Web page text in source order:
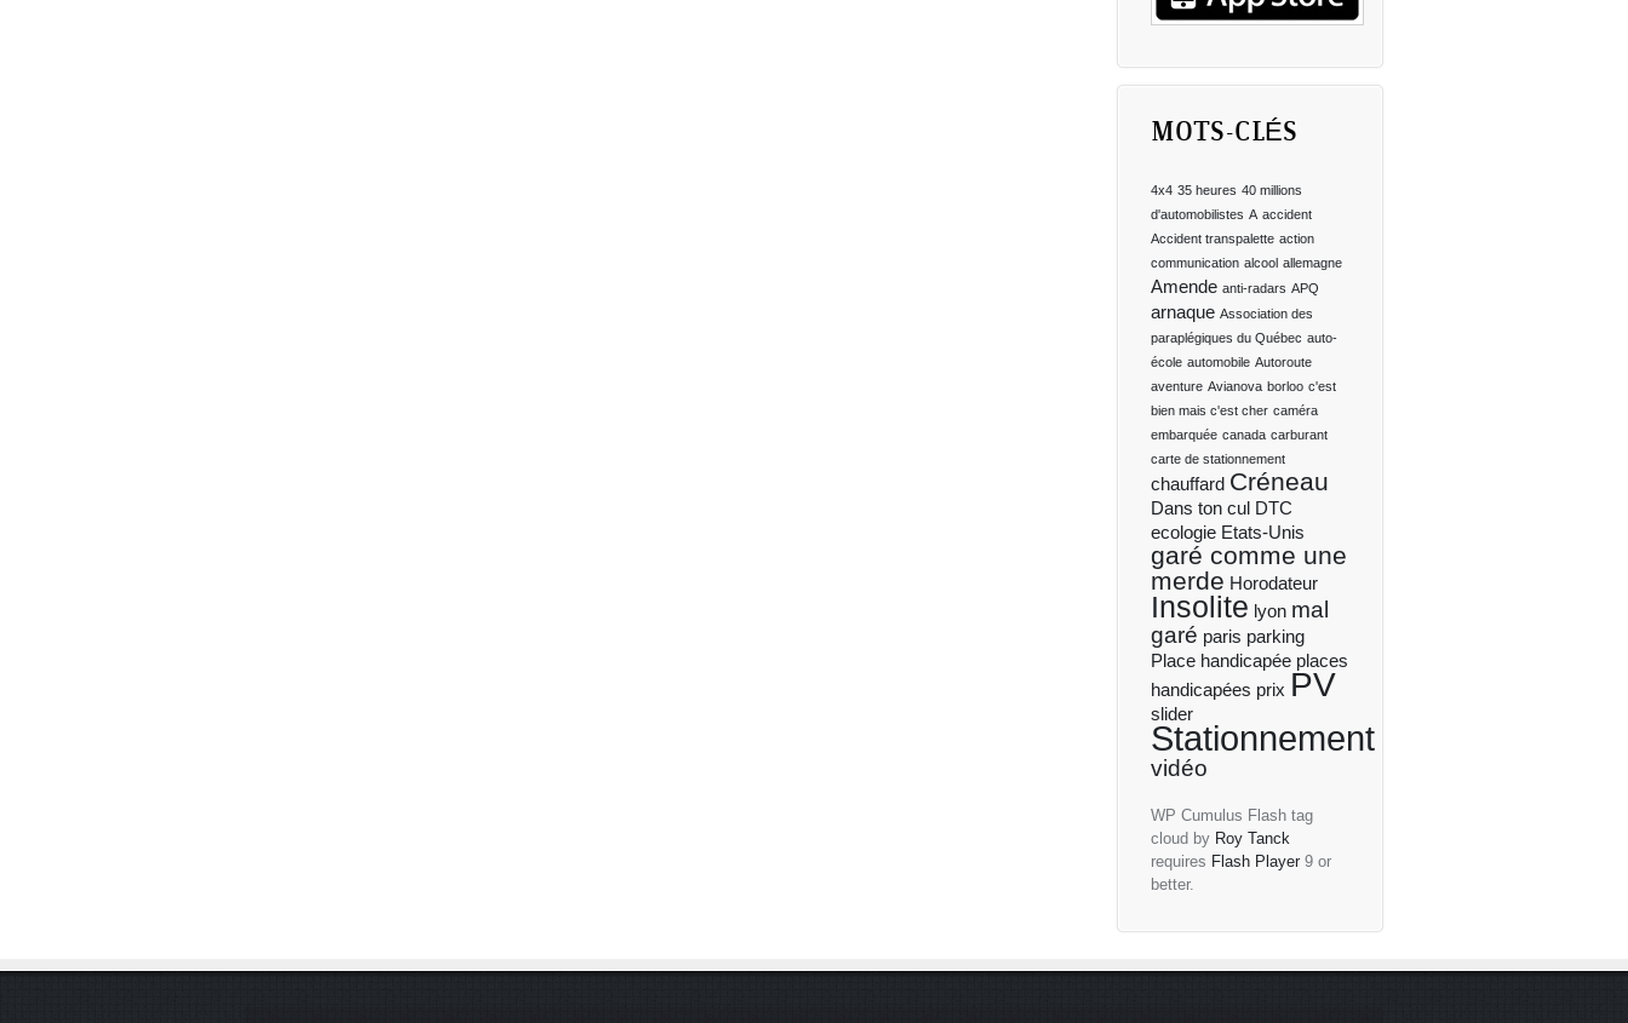
MOTS-CLÉS
4x4 35 heures 40 millions
d'automobilistes A accident
Accident transpalette action
communication alcool allemagne
Amende anti-radars APQ
arnaque Association des
paraplégiques du Québec auto-
école automobile Autoroute
aventure Avianova borloo c'est
bien mais c'est cher caméra
embarquée canada carburant
carte de stationnement
chauffard Créneau
Dans ton cul DTC
ecologie Etats-Unis
garé comme une
merde Horodateur
Insolite lyon mal
garé paris parking
Place handicapée places
handicapées prix PV
slider
Stationnement
vidéo
WP Cumulus Flash tag
cloud by Roy Tanck
requires Flash Player 9 or
better.